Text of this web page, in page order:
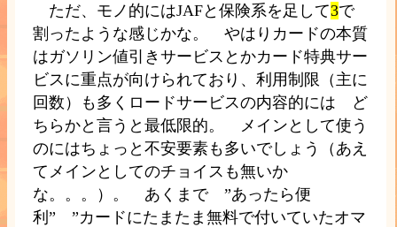
ただ、モノ的にはJAFと保険系を足して3で
割ったような感じかな。 やはりカードの本質
はガソリン値引きサービスとかカード特典サー
ビスに重点が向けられており、利用制限（主に
回数）も多くロードサービスの内容的には ど
ちらかと言うと最低限的。 メインとして使う
のにはちょっと不安要素も多いでしょう（あえ
てメインとしてのチョイスも無いか
な。。。）。 あくまで ”あったら便
利” ”カードにたまたま無料で付いていたオマ